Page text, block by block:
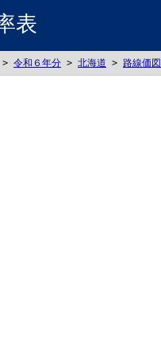
表
> 令和６年分 > 北海道 > 路線価図